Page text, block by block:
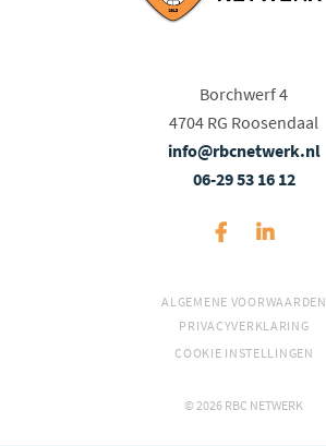
Borchwerf 4
4704 RG Roosendaal
info@rbcnetwerk.nl
06-29 53 16 12
ALGEMENE VOORWAARDEN
PRIVACYVERKLARING
COOKIE INSTELLINGEN
© 2026 RBC NETWERK